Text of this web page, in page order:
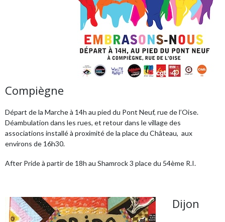
Compiègne
Départ de la Marche à 14h au pied du Pont Neuf, rue de l’Oise.
Déambulation dans les rues, et retour dans le village des
associations installé à proximité de la place du Château, aux
environs de 16h30.
After Pride à partir de 18h au Shamrock 3 place du 54ème R.I.
Dijon